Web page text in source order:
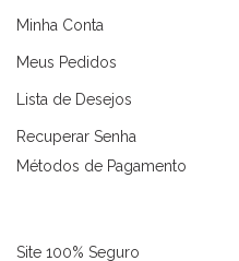
Minha Conta
Meus Pedidos
Lista de Desejos
Recuperar Senha
Métodos de Pagamento
Site 100% Seguro